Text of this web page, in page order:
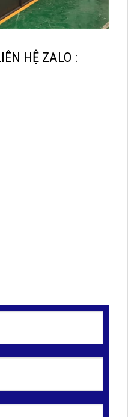
HỆ ZALO :